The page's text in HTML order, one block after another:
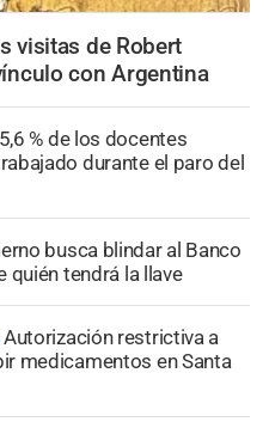
visitas de Robert
con Argentina
% de los docentes
durante el paro del
busca blindar al Banco
quién tendrá la llave
Autorización restrictiva a
medicamentos en Santa